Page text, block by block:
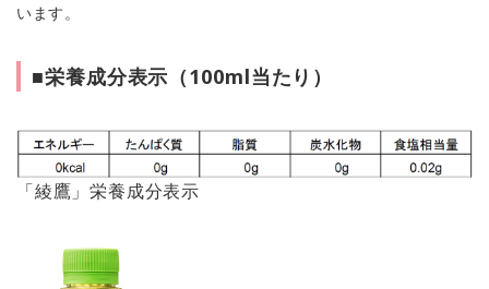
います。
■栄養成分表示（100ml当たり）
「綾鷹」栄養成分表示